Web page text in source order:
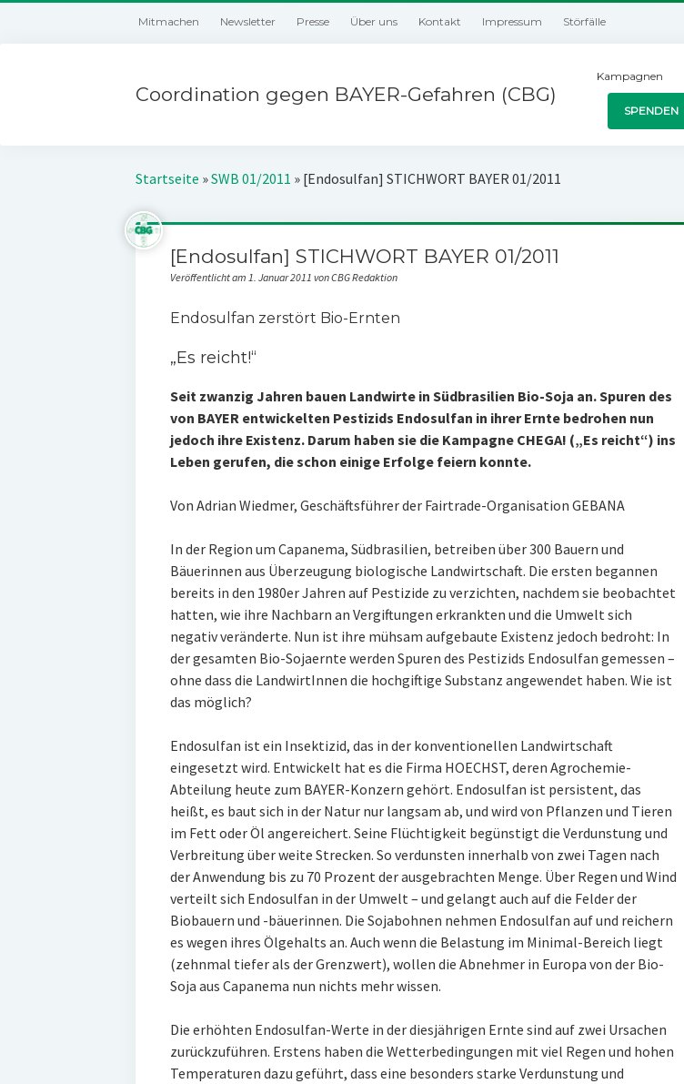
Mitmachen Newsletter Presse Über uns Kontakt Impressum Störfälle
Coordination gegen BAYER-Gefahren (CBG)
Kampagnen
SPENDEN
Startseite »SWB 01/2011 » [Endosulfan] STICHWORT BAYER 01/2011
[Endosulfan] STICHWORT BAYER 01/2011
Veröffentlicht am 1. Januar 2011 von CBG Redaktion
Endosulfan zerstört Bio-Ernten
„Es reicht!“
Seit zwanzig Jahren bauen Landwirte in Südbrasilien Bio-Soja an. Spuren des
von BAYER entwickelten Pestizids Endosulfan in ihrer Ernte bedrohen nun
jedoch ihre Existenz. Darum haben sie die Kampagne CHEGA! („Es reicht“) ins
Leben gerufen, die schon einige Erfolge feiern konnte.
Von Adrian Wiedmer, Geschäftsführer der Fairtrade-Organisation GEBANA
In der Region um Capanema, Südbrasilien, betreiben über 300 Bauern und
Bäuerinnen aus Überzeugung biologische Landwirtschaft. Die ersten begannen
bereits in den 1980er Jahren auf Pestizide zu verzichten, nachdem sie beobachtet
hatten, wie ihre Nachbarn an Vergiftungen erkrankten und die Umwelt sich
negativ veränderte. Nun ist ihre mühsam aufgebaute Existenz jedoch bedroht: In
der gesamten Bio-Sojaernte werden Spuren des Pestizids Endosulfan gemessen –
ohne dass die LandwirtInnen die hochgiftige Substanz angewendet haben. Wie ist
das möglich?
Endosulfan ist ein Insektizid, das in der konventionellen Landwirtschaft
eingesetzt wird. Entwickelt hat es die Firma HOECHST, deren Agrochemie-
Abteilung heute zum BAYER-Konzern gehört. Endosulfan ist persistent, das
heißt, es baut sich in der Natur nur langsam ab, und wird von Pflanzen und Tieren
im Fett oder Öl angereichert. Seine Flüchtigkeit begünstigt die Verdunstung und
Verbreitung über weite Strecken. So verdunsten innerhalb von zwei Tagen nach
der Anwendung bis zu 70 Prozent der ausgebrachten Menge. Über Regen und Wind
verteilt sich Endosulfan in der Umwelt – und gelangt auch auf die Felder der
Biobauern und -bäuerinnen. Die Sojabohnen nehmen Endosulfan auf und reichern
es wegen ihres Ölgehalts an. Auch wenn die Belastung im Minimal-Bereich liegt
(zehnmal tiefer als der Grenzwert), wollen die Abnehmer in Europa von der Bio-
Soja aus Capanema nun nichts mehr wissen.
Die erhöhten Endosulfan-Werte in der diesjährigen Ernte sind auf zwei Ursachen
zurückzuführen. Erstens haben die Wetterbedingungen mit viel Regen und hohen
Temperaturen dazu geführt, dass eine besonders starke Verdunstung und